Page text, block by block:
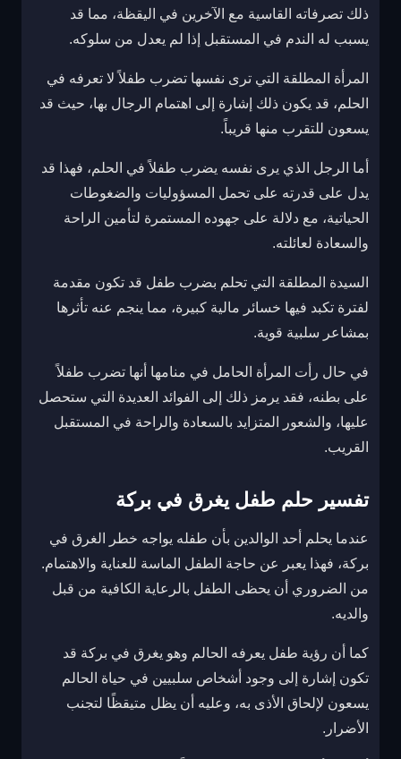
ذلك تصرفاته القاسية مع الآخرين في اليقظة، مما قد
يسبب له الندم في المستقبل إذا لم يعدل من سلوكه.
المرأة المطلقة التي ترى نفسها تضرب طفلاً لا تعرفه في
الحلم، قد يكون ذلك إشارة إلى اهتمام الرجال بها، حيث قد
يسعون للتقرب منها قريباً.
أما الرجل الذي يرى نفسه يضرب طفلاً في الحلم، فهذا قد
يدل على قدرته على تحمل المسؤوليات والضغوطات
الحياتية، مع دلالة على جهوده المستمرة لتأمين الراحة
والسعادة لعائلته.
السيدة المطلقة التي تحلم بضرب طفل قد تكون مقدمة
لفترة تكبد فيها خسائر مالية كبيرة، مما ينجم عنه تأثرها
بمشاعر سلبية قوية.
في حال رأت المرأة الحامل في منامها أنها تضرب طفلاً
على بطنه، فقد يرمز ذلك إلى الفوائد العديدة التي ستحصل
عليها، والشعور المتزايد بالسعادة والراحة في المستقبل
القريب.
تفسير حلم طفل يغرق في بركة
عندما يحلم أحد الوالدين بأن طفله يواجه خطر الغرق في
بركة، فهذا يعبر عن حاجة الطفل الماسة للعناية والاهتمام.
من الضروري أن يحظى الطفل بالرعاية الكافية من قبل
والديه.
كما أن رؤية طفل يعرفه الحالم وهو يغرق في بركة قد
تكون إشارة إلى وجود أشخاص سلبيين في حياة الحالم
يسعون لإلحاق الأذى به، وعليه أن يظل متيقظًا لتجنب
الأضرار.